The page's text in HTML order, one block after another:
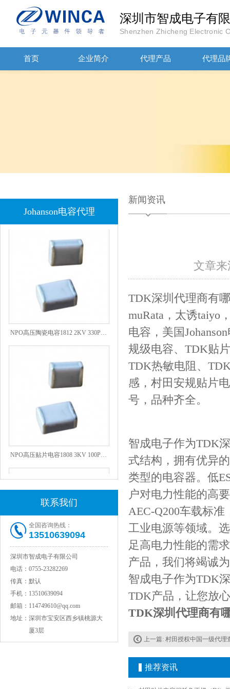
深圳市智成电子有
Shenzhen Zhicheng Electronic
首页 企业简介 代理产品 代理品
Johanson电容代理
联系我们
全国咨询热线：
13510639094
深圳市智成电子有限公司
电话： 0755-23282269
传真： 默认
手机： 13510639094
邮箱： 114749610@qq.com
地址： 深圳市宝安区西乡镇桃源大
厦3层
新闻资讯
文章
TDK深圳代理商有
muRata，太诱taiyo
电容，美国
规级电容、TDK贴
TDK热敏电阻、
感，村田安规贴片
号，品种齐全。
智成电子作为TDK
式结构，拥有优异
类型的电容器。低
户对电力性能的高
AEC-Q200车载标
工业电源等领域。
足高电力性能的需
产品，我们将竭诚
智成电子作为TDK
TDK产品，让您放
TDK深圳代理商有
上一篇: 村田授权中国一级代理
推荐资讯